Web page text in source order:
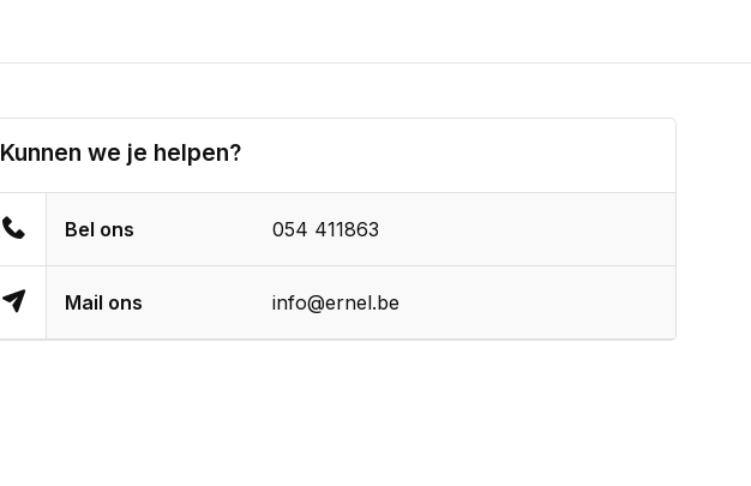
Kunnen we je helpen?
Bel ons 054 411863
Mail ons info@ernel.be